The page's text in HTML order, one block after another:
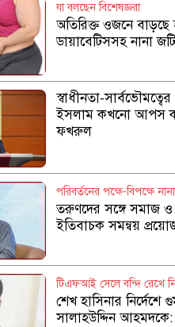
যা বলছেন বিশেষজ্ঞরা
অতিরিক্ত ওজনে
ডায়াবেটিসসহ নানা
স্বাধীনতা-
ইসলাম কখনো আপস
ফখরুল
পরিবর্তনের পক্ষে-বিপক্ষে
তরুণদের সঙ্গে সমাজ ও
ইতিবাচক সমন্বয়
টিএফআই সেলে বন্দি রেখে
শেখ হাসিনার নির্দেশে
সালাহউদ্দিন আহমদকে: